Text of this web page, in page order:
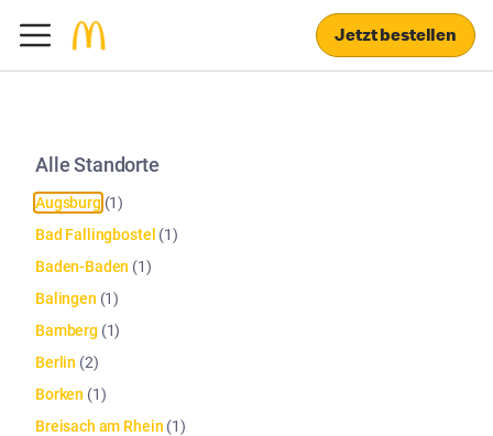
Jetzt bestellen
Alle Standorte
Augsburg (1)
Bad Fallingbostel (1)
Baden-Baden (1)
Balingen (1)
Bamberg (1)
Berlin (2)
Borken (1)
Breisach am Rhein (1)